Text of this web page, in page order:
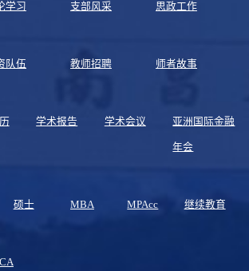
学习 支部风采 思政工作
队伍 教师招聘 师者故事
学术报告 学术会议 亚洲国际金融
年会
硕士 MBA MPAcc 继续教育